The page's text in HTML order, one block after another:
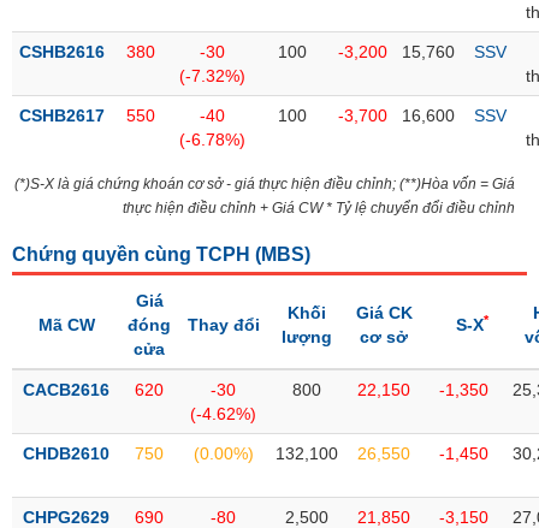
phiếu
chi
Tổng
Giao
Tài
chính
Phân
kỹ
thuật
Hồ
sơ
nghiệp
CSHB2616 380
-30
(-7.32%)
100 -3,200 15,760
SSV
CSHB2617 550
-40
(-6.78%)
100 -3,700 16,600
SSV
(*)S-X là giá chứng khoán cơ sở - giá thực hiện điều chỉnh; (**)Hòa vốn = Giá
thực hiện điều chỉnh + Giá CW * Tỷ lệ chuyển đổi điều chỉnh
Chứng quyền cùng TCPH (MBS)
Mã CW
Giá
đóng
cửa
Thay đổi
Khối
lượng
Giá CK
cơ sở
S-X*
CACB2616 620
-30
(-4.62%)
800 22,150 -1,350
CHDB2610 750 (0.00%) 132,100 26,550 -1,450
CHPG2629 690
-80
2,500 21,850 -3,150
(-)
LƯỢNG
NGUYÊN
LIỆU